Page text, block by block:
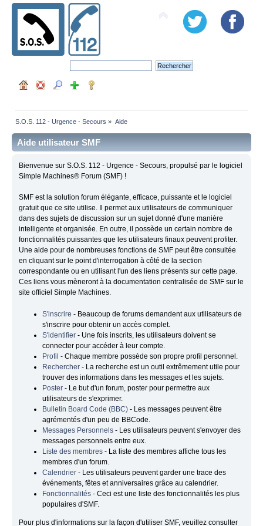
S.O.S. 112 - Urgence - Secours » Aide
Aide utilisateur SMF
Bienvenue sur S.O.S. 112 - Urgence - Secours, propulsé par le logiciel
Simple Machines® Forum (SMF) !
SMF est la solution forum élégante, efficace, puissante et le logiciel
gratuit que ce site utilise. Il permet aux utilisateurs de communiquer
dans des sujets de discussion sur un sujet donné d'une manière
intelligente et organisée. En outre, il possède un certain nombre de
fonctionnalités puissantes que les utilisateurs finaux peuvent profiter.
Une aide pour de nombreuses fonctions de SMF peut être consultée
en cliquant sur le point d'interrogation à côté de la section
correspondante ou en utilisant l'un des liens présents sur cette page.
Ces liens vous mèneront à la documentation centralisée de SMF sur le
site officiel Simple Machines.
S'inscrire - Beaucoup de forums demandent aux utilisateurs de
s'inscrire pour obtenir un accès complet.
S'identifier - Une fois inscrits, les utilisateurs doivent se
connecter pour accéder à leur compte.
Profil - Chaque membre possède son propre profil personnel.
Rechercher - La recherche est un outil extrêmement utile pour
trouver des informations dans les messages et les sujets.
Poster - Le but d'un forum, poster pour permettre aux
utilisateurs de s'exprimer.
Bulletin Board Code (BBC) - Les messages peuvent être
agrémentés d'un peu de BBCode.
Messages Personnels - Les utilisateurs peuvent s'envoyer des
messages personnels entre eux.
Liste des membres - La liste des membres affiche tous les
membres d'un forum.
Calendrier - Les utilisateurs peuvent garder une trace des
événements, fêtes et anniversaires grâce au calendrier.
Fonctionnalités - Ceci est une liste des fonctionnalités les plus
populaires d'SMF.
Pour plus d'informations sur la façon d'utiliser SMF, veuillez consulter